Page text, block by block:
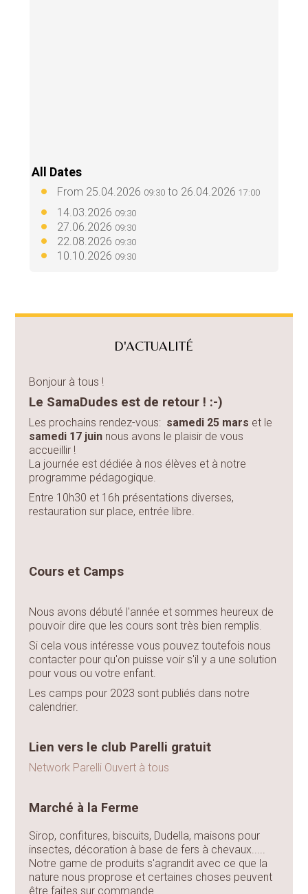
All Dates
From 25.04.2026 09:30 to 26.04.2026 17:00
14.03.2026 09:30
27.06.2026 09:30
22.08.2026 09:30
10.10.2026 09:30
D'ACTUALITÉ
Bonjour à tous !
Le SamaDudes est de retour ! :-)
Les prochains rendez-vous: samedi 25 mars et le
samedi 17 juin nous avons le plaisir de vous
accueillir !
La journée est dédiée à nos élèves et à notre
programme pédagogique.
Entre 10h30 et 16h présentations diverses,
restauration sur place, entrée libre.
Cours et Camps
Nous avons débuté l'année et sommes heureux de
pouvoir dire que les cours sont très bien remplis.
Si cela vous intéresse vous pouvez toutefois nous
contacter pour qu'on puisse voir s'il y a une solution
pour vous ou votre enfant.
Les camps pour 2023 sont publiés dans notre
calendrier.
Lien vers le club Parelli gratuit
Network Parelli Ouvert à tous
Marché à la Ferme
Sirop, confitures, biscuits, Dudella, maisons pour
insectes, décoration à base de fers à chevaux.....
Notre game de produits s'agrandit avec ce que la
nature nous proprose et certaines choses peuvent
être faites sur commande.